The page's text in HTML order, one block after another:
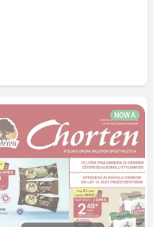
NOWA